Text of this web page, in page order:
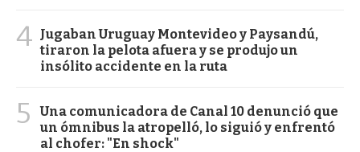
4 Jugaban Uruguay Montevideo y Paysandú,
tiraron la pelota afuera y se produjo un
insólito accidente en la ruta
5
Una comunicadora de Canal 10 denunció que
un ómnibus la atropelló, lo siguió y enfrentó
al chofer: "En shock"